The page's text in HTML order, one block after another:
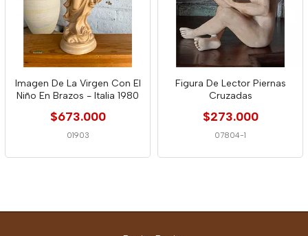
Imagen De La Virgen Con El
Niño En Brazos - Italia 1980
$673.000
01903
Figura De Lector Piernas
Cruzadas
$273.000
07804-1